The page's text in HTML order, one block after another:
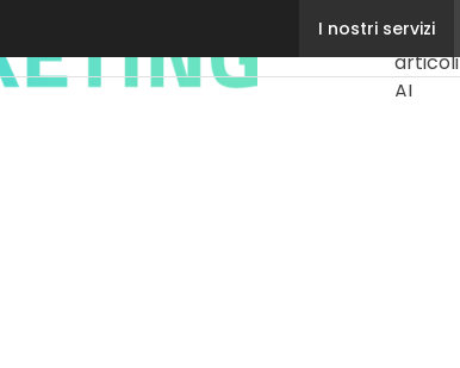
I nostri servizi
Fabio CardilliUltimi
articoli
AI